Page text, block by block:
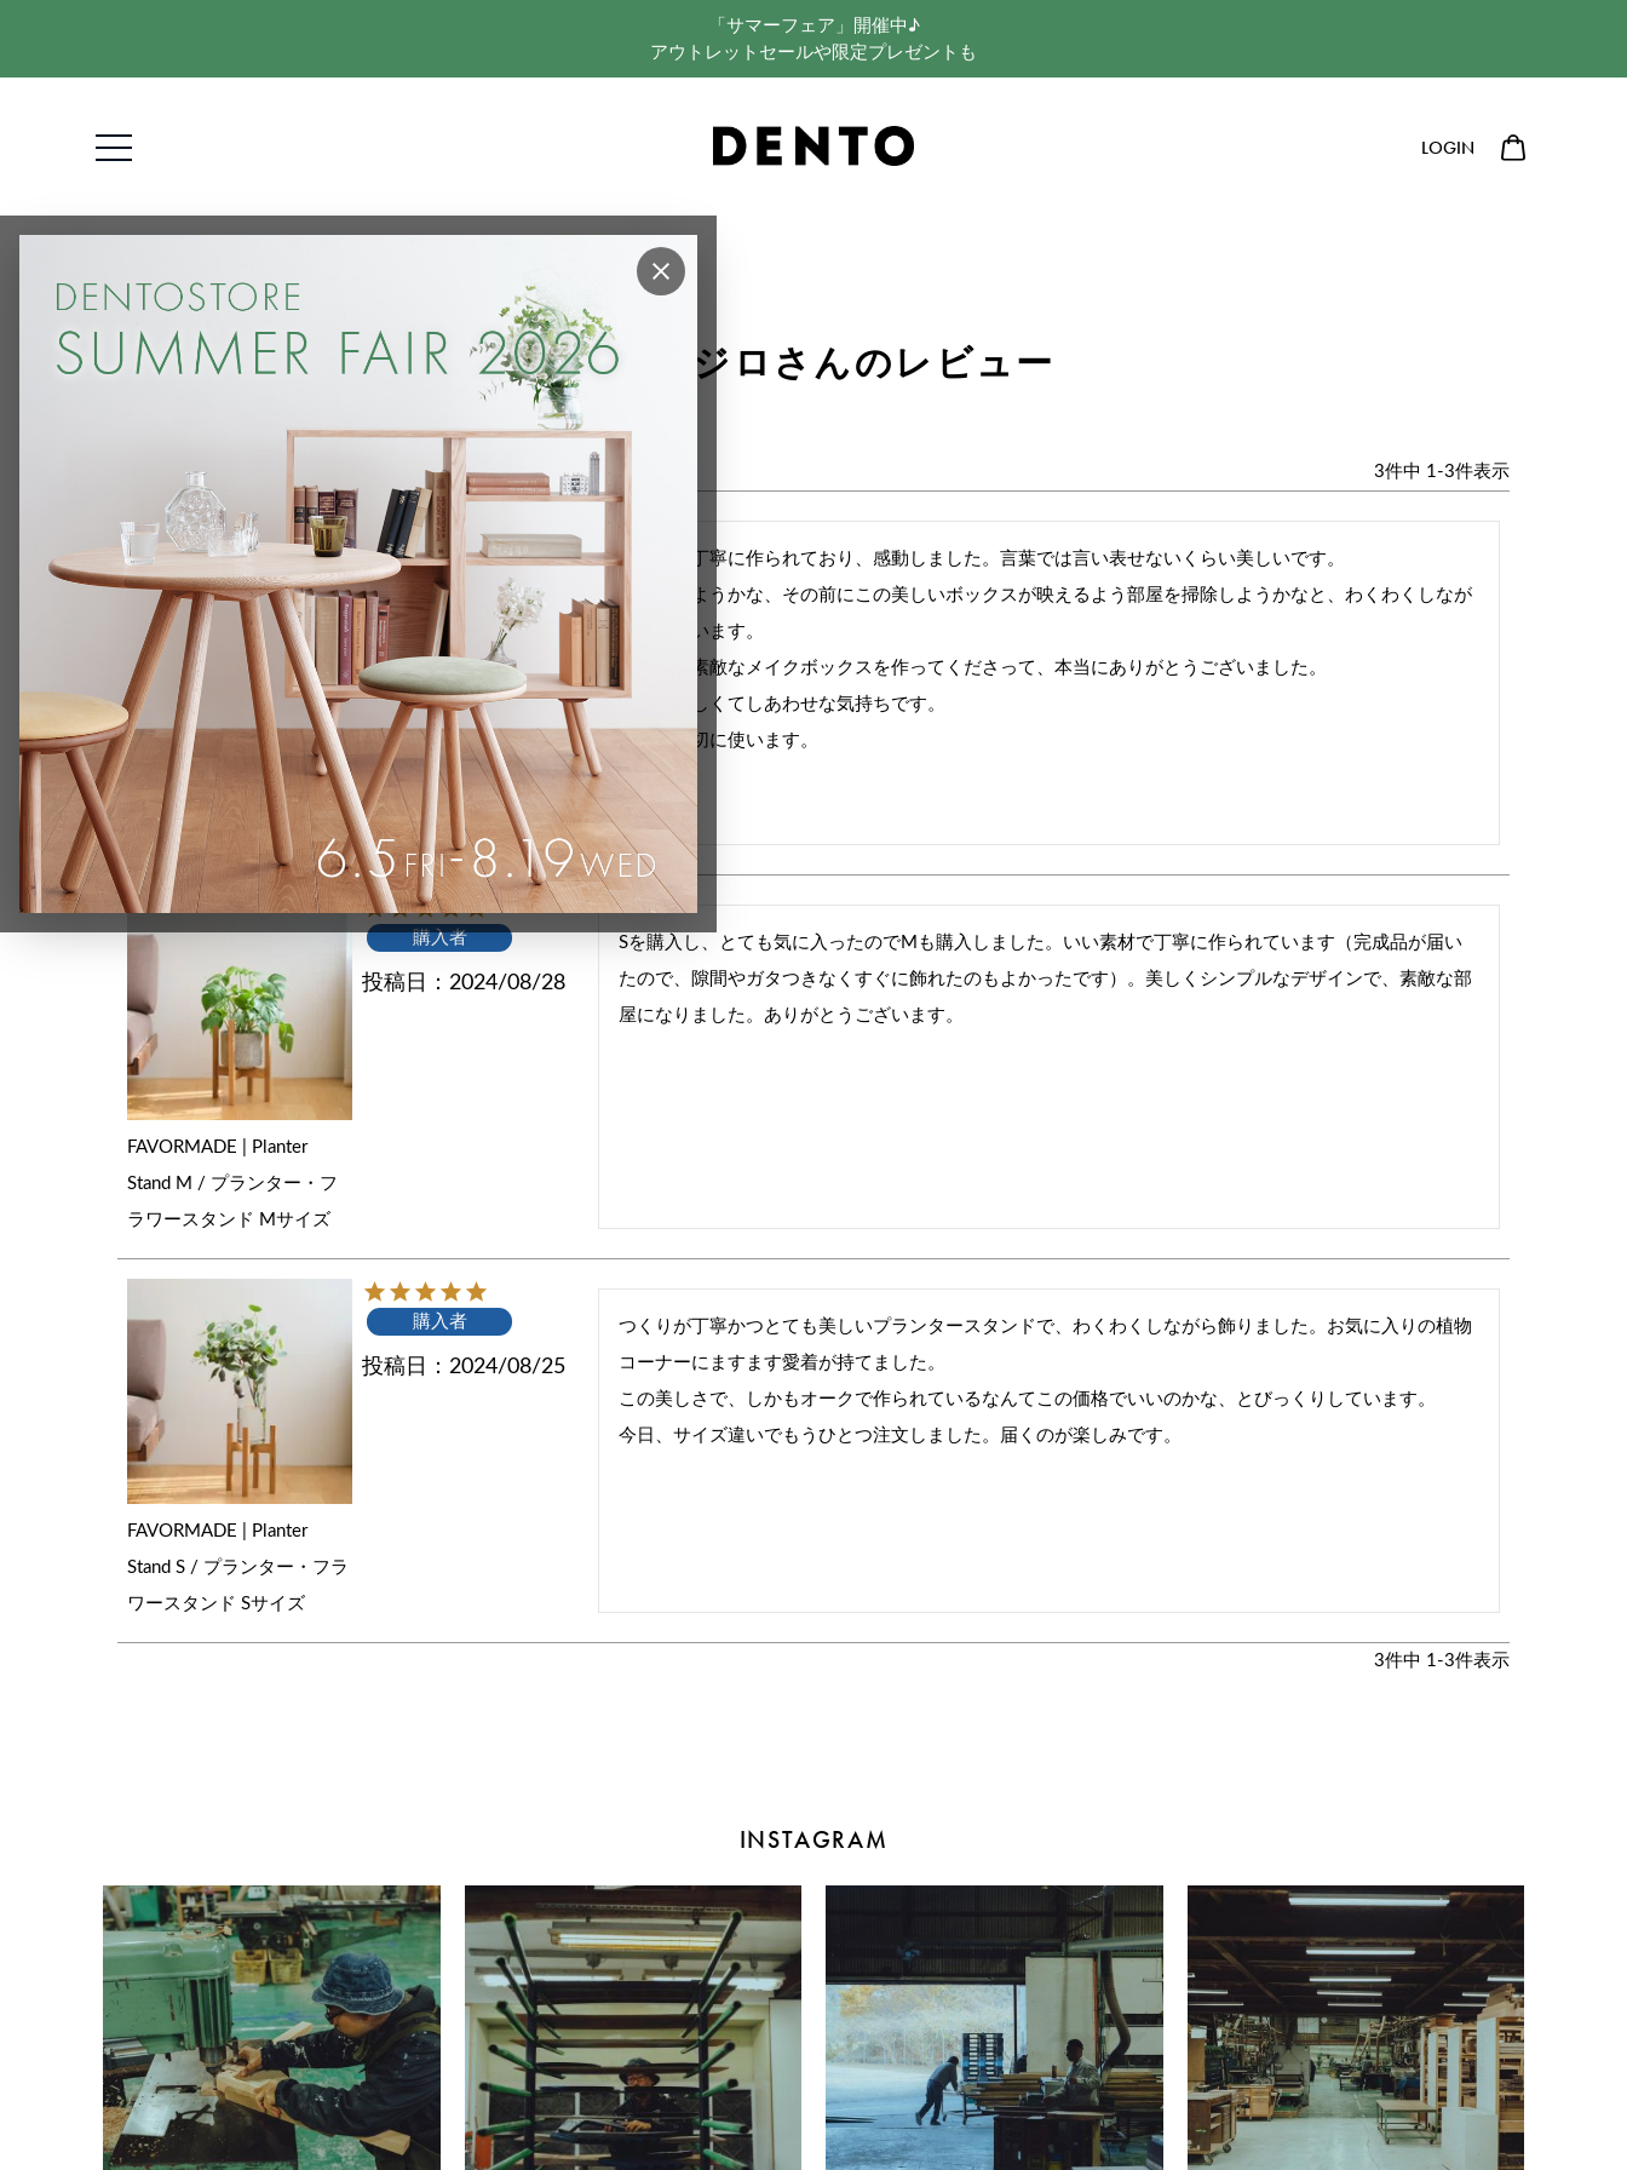
「サマーフェア」開催中♪
アウトレットセールや限定プレゼントも
LOGIN
×
アルマジロさんのレビュー
3件中 1 -3件表示
FAVORMADE | Makeup Box
3段 / 大人のメイクアップ
ボックス3段
購入者
投稿日 2025/02/19
細部まで丁寧に作られており、感動しました。言葉では言い表せないくらい美しいです。
何を入れようかな、その前にこの美しいボックスが映えるよう部屋を掃除しようかなと、わくわくしなが
ら考えています。
こんなに素敵なメイクボックスを作ってくださって、本当にありがとうございました。
とても嬉しくてしあわせな気持ちです。
ずっと大切に使います。
FAVORMADE | Planter
Stand M / プランター・フ
ラワースタンド Mサイズ
購入者
投稿日 2024/08/28
Sを購入し、とても気に入ったのでMも購入しました。いい素材で丁寧に作られています（完成品が届い
たので、隙間やガタつきなくすぐに飾れたのもよかったです）。美しくシンプルなデザインで、素敵な部
屋になりました。ありがとうございます。
FAVORMADE | Planter
Stand S / プランター・フラ
ワースタンド Sサイズ
購入者
投稿日 2024/08/25
つくりが丁寧かつとても美しいプランタースタンドで、わくわくしながら飾りました。お気に入りの植物
コーナーにますます愛着が持てました。
この美しさで、しかもオークで作られているなんてこの価格でいいのかな、とびっくりしています。
今日、サイズ違いでもうひとつ注文しました。届くのが楽しみです。
3件中 1-3件表示
INSTAGRAM